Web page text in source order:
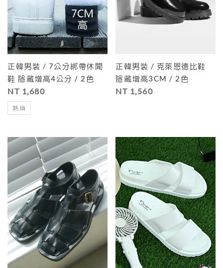
正韓男裝 / 7公分綁帶休閒
鞋 隱藏增高4公分 / 2色
NT 1,680
熱銷
正韓男裝 / 克萊恩德比鞋
隱藏增高3CM / 2色
NT 1,560